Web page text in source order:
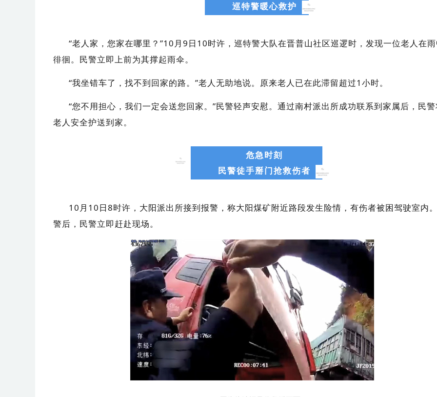
巡特警暖心救护
“老人家，您家在哪里？”10月9日10时许，巡特警大队在晋普山社区巡逻时，发现一位老人在
徘徊。民警立即上前为其撑起雨伞。
“我坐错车了，找不到回家的路。”老人无助地说。原来老人已在此滞留超过1小时。
“您不用担心，我们一定会送您回家。”民警轻声安慰。通过南村派出所成功联系到家属后，民
老人安全护送到家。
危急时刻
民警徒手掰门抢救伤者
10月10日8时许，大阳派出所接到报警，称大阳煤矿附近路段发生险情，有伤者被困驾驶室内
警后，民警立即赶赴现场。